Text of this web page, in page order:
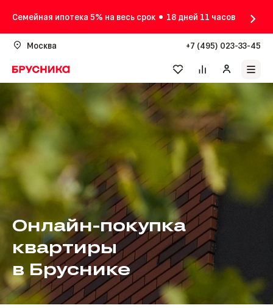
Семейная ипотека 5% на весь срок 18 дней 11 часов
Москва +7 (495) 023-33-45
Онлайн-покупка
квартиры
в Бруснике